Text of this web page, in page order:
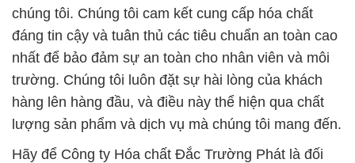
chúng tôi. Chúng tôi cam kết cung cấp hóa chất
đáng tin cậy và tuân thủ các tiêu chuẩn an toàn cao
nhất để bảo đảm sự an toàn cho nhân viên và môi
trường. Chúng tôi luôn đặt sự hài lòng của khách
hàng lên hàng đầu, và điều này thể hiện qua chất
lượng sản phẩm và dịch vụ mà chúng tôi mang đến.
Hãy để Công ty Hóa chất Đắc Trường Phát là đối